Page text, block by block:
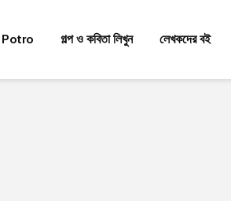
গল্প ও কবিতা লিখুন লেখকদের বই